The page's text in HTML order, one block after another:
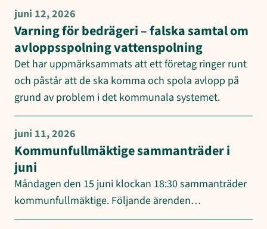
juni 12, 2026
Varning för bedrägeri – falska samtal om
avloppsspolning vattenspolning
Det har uppmärksammats att ett företag ringer runt
och påstår att de ska komma och spola avlopp på
grund av problem i det kommunala systemet.
juni 11, 2026
Kommunfullmäktige sammanträder i
juni
Måndagen den 15 juni klockan 18:30 sammanträder
kommunfullmäktige. Följande ärenden…